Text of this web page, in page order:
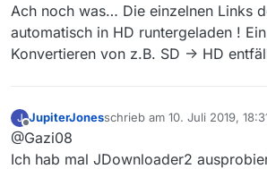
Ach noch was… Die einzelnen Links
automatisch in HD runtergeladen !
Konvertieren von z.B. SD -> HD
J
Offline
JupiterJonesschrieb am 10. Juli 2019,
zuletzt editiert von
@Gazi08
Ich hab mal JDownloader2